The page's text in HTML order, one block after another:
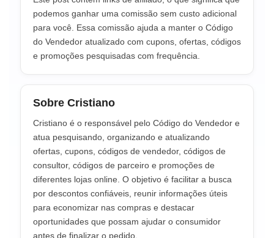
podemos ganhar uma comissão sem custo adicional
para você. Essa comissão ajuda a manter o Código
do Vendedor atualizado com cupons, ofertas, códigos
e promoções pesquisadas com frequência.
Sobre Cristiano
Cristiano é o responsável pelo Código do Vendedor e
atua pesquisando, organizando e atualizando
ofertas, cupons, códigos de vendedor, códigos de
consultor, códigos de parceiro e promoções de
diferentes lojas online. O objetivo é facilitar a busca
por descontos confiáveis, reunir informações úteis
para economizar nas compras e destacar
oportunidades que possam ajudar o consumidor
antes de finalizar o pedido.